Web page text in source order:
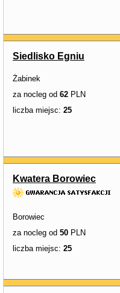
Siedlisko Egniu
Żabinek
za nocleg od 62 PLN
liczba miejsc: 25
Kwatera Borowiec
Borowiec
za nocleg od 50 PLN
liczba miejsc: 25